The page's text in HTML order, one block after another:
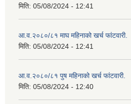
मिति: 05/08/2024 - 12:41
आ.व.२०८०/८१ माघ महिनाको खर्च फांटवारी.
मिति: 05/08/2024 - 12:41
आ.व.२०८०/८१ पुष महिनाको खर्च फांटवारी.
मिति: 05/08/2024 - 12:40